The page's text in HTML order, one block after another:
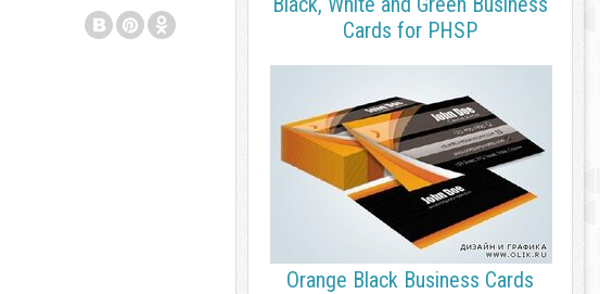
Cards for PHSP
Orange Black Business Cards